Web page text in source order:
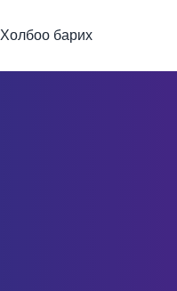
Холбоо барих